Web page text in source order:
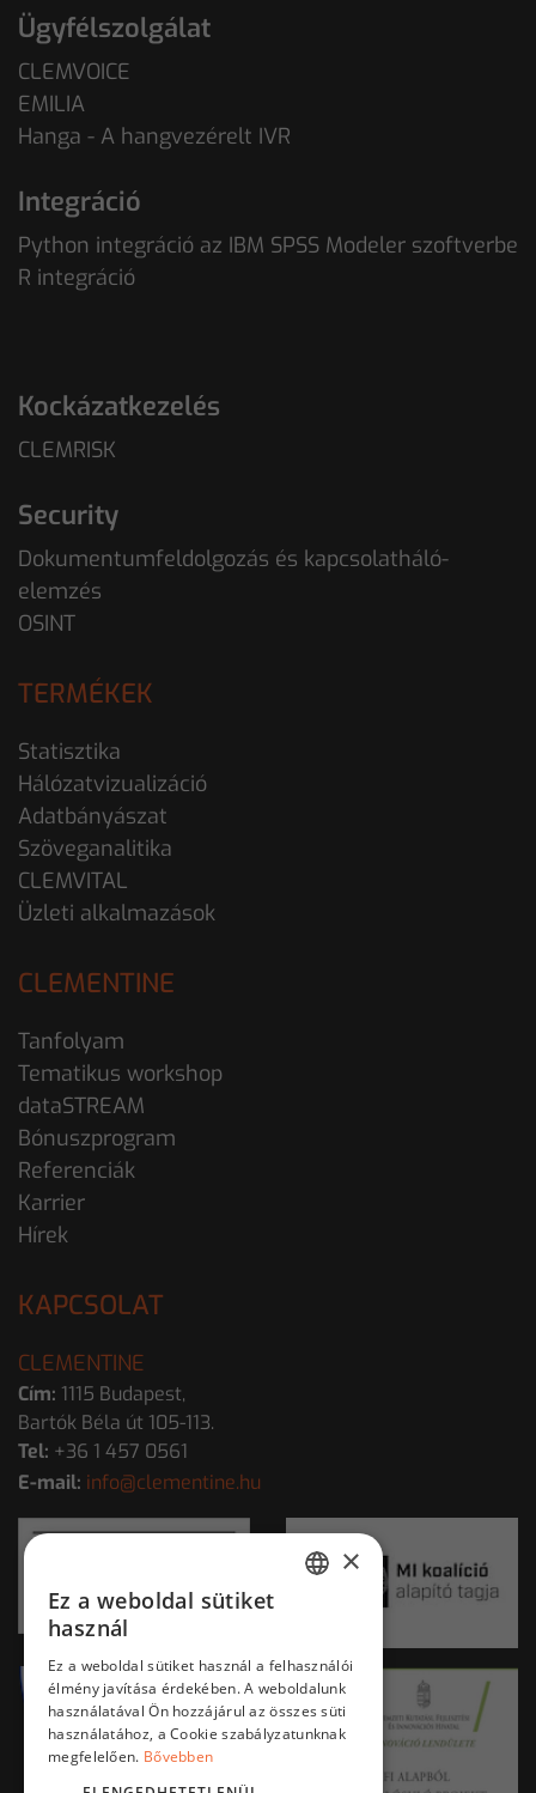
Ügyfélszolgálat
CLEMVOICE
EMILIA
Hanga - A hangvezérelt IVR
Integráció
Python integráció az IBM SPSS Modeler szoftverbe
R integráció
Kockázatkezelés
CLEMRISK
Security
Dokumentumfeldolgozás és kapcsolatháló-
elemzés
OSINT
TERMÉKEK
Statisztika
Hálózatvizualizáció
Adatbányászat
Szöveganalitika
CLEMVITAL
Üzleti alkalmazások
CLEMENTINE
Tanfolyam
Tematikus workshop
dataSTREAM
Bónuszprogram
Referenciák
Karrier
Hírek
KAPCSOLAT
CLEMENTINE
Cím: 1115 Budapest,
Bartók Béla út 105-113.
Tel: +36 1 457 0561
E-mail: info@clementine.hu
×
Ez a weboldal sütiket
használ
Ez a weboldal sütiket használ a felhasználói
élmény javítása érdekében. A weboldalunk
használatával Ön hozzájárul az összes süti
használatához, a Cookie szabályzatunknak
megfelelően. Bővebben